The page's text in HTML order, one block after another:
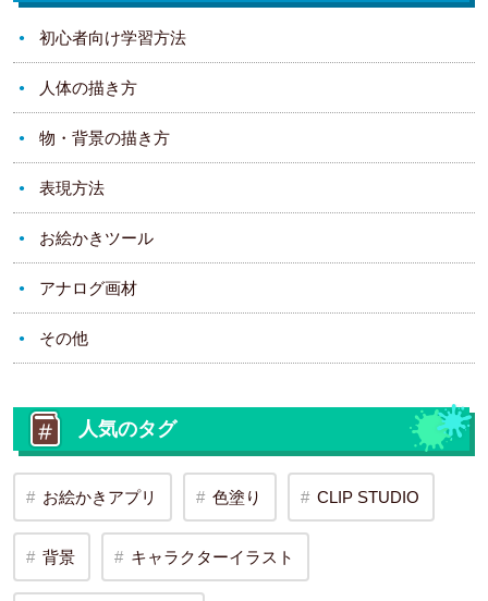
初心者向け学習方法
人体の描き方
物・背景の描き方
表現方法
お絵かきツール
アナログ画材
その他
人気のタグ
お絵かきアプリ 色塗り CLIP STUDIO
背景 キャラクターイラスト